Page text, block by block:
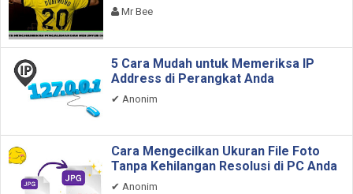
Mr Bee
5 Cara Mudah untuk Memeriksa IP
Address di Perangkat Anda
✔ Anonim
Cara Mengecilkan Ukuran File Foto
Tanpa Kehilangan Resolusi di PC Anda
✔ Anonim